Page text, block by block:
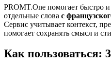
PROMT.One помогает быстро
отдельные слова с
Сервис учитывает контекст,
помогает сохранять смысл и
Как пользоваться: